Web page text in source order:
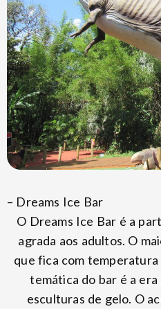
– Dreams Ice Bar
O Dreams Ice Bar é a
agrada aos adultos. O
que fica com
temática do bar é a
esculturas de gelo. O